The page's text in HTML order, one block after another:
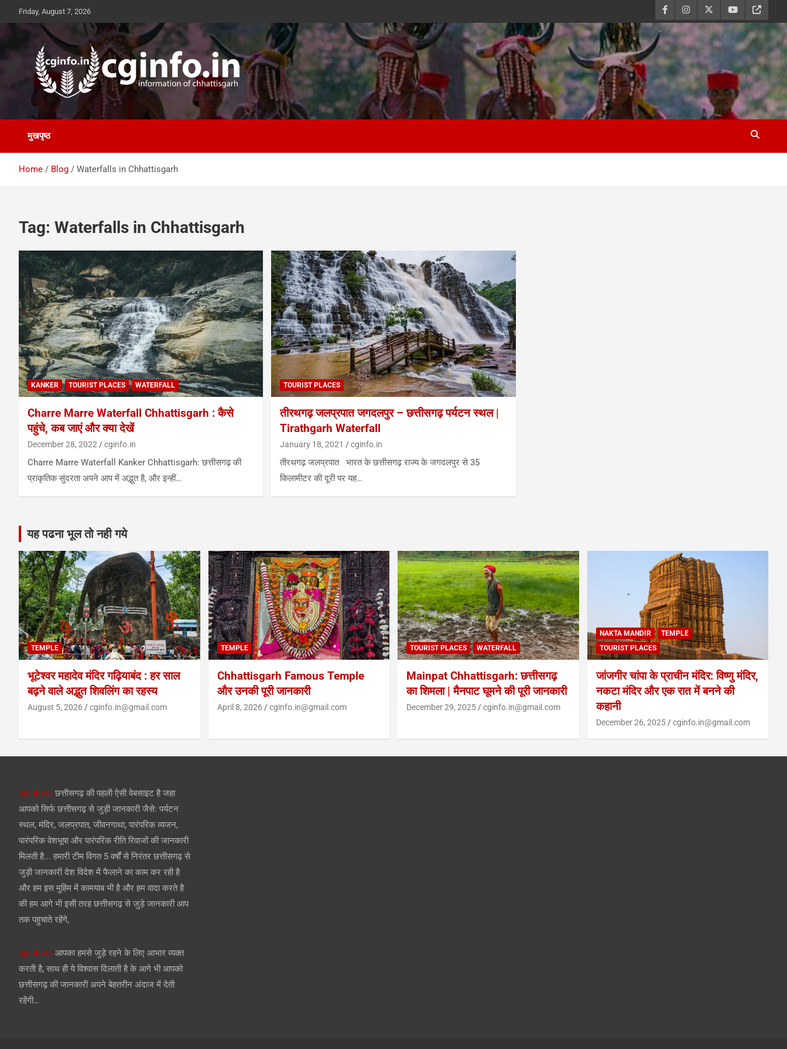
content
Friday, August 7, 2026
cginfo.in
information of Chhattisgarh
मुखपृष्ठ
Home Blog Waterfalls in Chhattisgarh
Tag: Waterfalls in Chhattisgarh
KANKER TOURIST PLACES WATERFALL
Charre Marre Waterfall Chhattisgarh : कैसे
पहुंचे, कब जाएं और क्या देखें
December 28, 2022 cginfo.in
Charre Marre Waterfall Kanker Chhattisgarh: छत्तीसगढ़ की
प्राकृतिक सुंदरता अपने आप में अद्भुत है, और इन्हीं…
TOURIST PLACES
तीरथगढ़ जलप्रपात जगदलपुर – छत्तीसगढ़ पर्यटन स्थल |
Tirathgarh Waterfall
January 18, 2021 cginfo.in
तीरथगढ़ जलप्रपात भारत के छत्तीसगढ़ राज्य के जगदलपुर से 35
किलामीटर की दूरी पर यह…
यह पढना भूल तो नही गये
TEMPLE
भूटेश्वर महादेव मंदिर गढ़ियाबंद : हर साल
बढ़ने वाले अद्भुत शिवलिंग का रहस्य
August 5, 2026 cginfo.in@gmail.com
TEMPLE
Chhattisgarh Famous Temple
और उनकी पूरी जानकारी
April 8, 2026 cginfo.in@gmail.com
TOURIST PLACES WATERFALL
Mainpat Chhattisgarh: छत्तीसगढ़
का शिमला | मैनपाट घूमने की पूरी जानकारी
December 29, 2025 cginfo.in@gmail.com
NAKTA MANDIR
TEMPLE
TOURIST PLACES
जांजगीर चांपा के प्राचीन मंदिर: विष्णु मंदिर,
नकटा मंदिर और एक रात में बनने की
कहानी
December 26, 2025 cginfo.in@gmail.com
cginfo.in छत्तीसगढ़ की पहली ऐसी वेबसाइट है जहा
आपको सिर्फ छत्तीसगढ़ से जुड़ी जानकारी जैसे: पर्यटन
स्थल, मंदिर, जलप्रपात, जीवनगाथा, पारंपरिक व्यजन,
पारंपरिक वेशभूषा और पारंपरिक रीति रिवाजों की जानकारी
मिलती है... हमारी टीम विगत 5 वर्षों से निरंतर छत्तीसगढ़ से
जुड़ी जानकारी देश विदेश में फैलाने का काम कर रही है
और हम इस मुहिम में कामयाब भी है और हम वादा करते है
की हम आगे भी इसी तरह छत्तीसगढ़ से जुड़े जानकारी आप
तक पहुचाते रहेंगे,
cginfo.in आपका हमसे जुड़े रहने के लिए आभार व्यक्त
करती है, साथ ही ये विश्वास दिलाती है के आगे भी आपको
छत्तीसगढ़ की जानकारी अपने बेहतरीन अंदाज में देती
रहेंगी…